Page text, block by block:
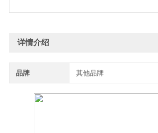
详情介绍
品牌 其他品牌